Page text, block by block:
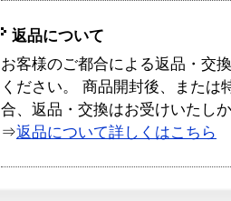
返品について
お客様のご都合による返品・交
ください。 商品開封後、または
合、返品・交換はお受けいたし
⇒返品について詳しくはこちら